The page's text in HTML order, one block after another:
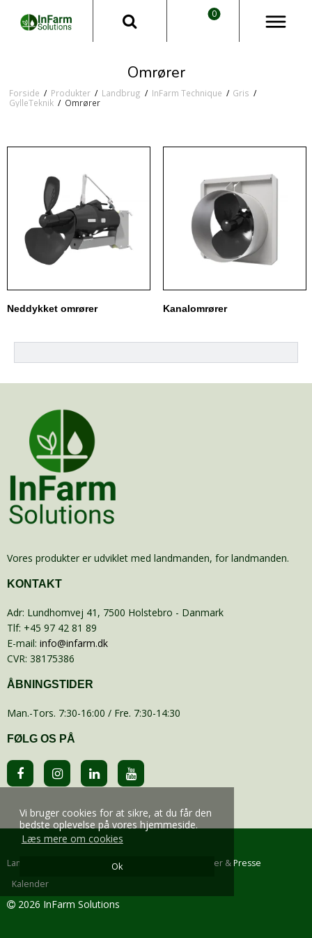
Vi bruger cookies for at sikre, at du får den
bedste oplevelse på vores hjemmeside.
Læs mere om cookies
Ok
Omrører
Forside / Produkter / Landbrug / InFarm Technique / Gris /
GylleTeknik / Omrører
Neddykket omrører Kanalomrører
0
Vores produkter er udviklet med landmanden, for landmanden.
KONTAKT
Adr: Lundhomvej 41 , 7500 Holstebro - Danmark
Tlf: +45 97 42 81 89
E-mail: info@infarm.dk
CVR: 38175386
ÅBNINGSTIDER
Man.-Tors. 7:30-16:00 / Fre. 7:30-14:30
FØLG OS PÅ
Landbrug Om os
Nyheder & Presse
Kalender
2026 InFarm Solutions